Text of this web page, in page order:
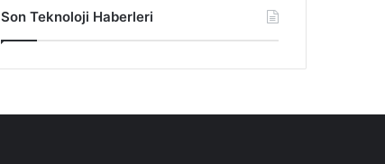
Son Teknoloji Haberleri